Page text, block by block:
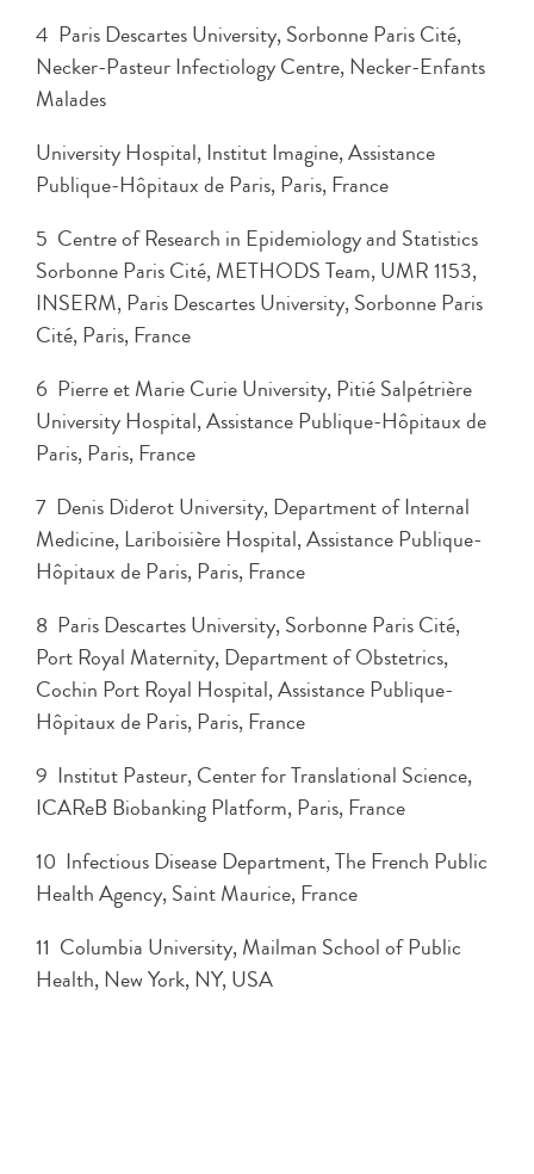
4 Paris Descartes University, Sorbonne Paris Cité,
Necker-Pasteur Infectiology Centre, Necker-Enfants
Malades
University Hospital, Institut Imagine, Assistance
Publique-Hôpitaux de Paris, Paris, France
5 Centre of Research in Epidemiology and Statistics
Sorbonne Paris Cité, METHODS Team, UMR 1153,
INSERM, Paris Descartes University, Sorbonne Paris
Cité, Paris, France
6 Pierre et Marie Curie University, Pitié Salpétrière
University Hospital, Assistance Publique-Hôpitaux de
Paris, Paris, France
7 Denis Diderot University, Department of Internal
Medicine, Lariboisière Hospital, Assistance Publique-
Hôpitaux de Paris, Paris, France
8 Paris Descartes University, Sorbonne Paris Cité,
Port Royal Maternity, Department of Obstetrics,
Cochin Port Royal Hospital, Assistance Publique-
Hôpitaux de Paris, Paris, France
9 Institut Pasteur, Center for Translational Science,
ICAReB Biobanking Platform, Paris, France
10 Infectious Disease Department, The French Public
Health Agency, Saint Maurice, France
11 Columbia University, Mailman School of Public
Health, New York, NY, USA